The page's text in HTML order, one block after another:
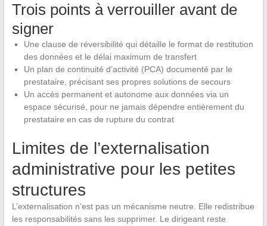
Trois points à verrouiller avant de
signer
Une clause de réversibilité qui détaille le format de restitution
des données et le délai maximum de transfert
Un plan de continuité d’activité (PCA) documenté par le
prestataire, précisant ses propres solutions de secours
Un accès permanent et autonome aux données via un
espace sécurisé, pour ne jamais dépendre entièrement du
prestataire en cas de rupture du contrat
Limites de l’externalisation
administrative pour les petites
structures
L’externalisation n’est pas un mécanisme neutre. Elle redistribue
les responsabilités sans les supprimer. Le dirigeant reste